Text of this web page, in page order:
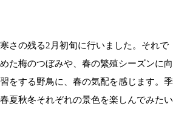
さの残る2月初旬に行いました。それで
た梅のつぼみや、春の繁殖シーズンに向
をする野鳥に、春の気配を感じます。季
夏秋冬それぞれの景色を楽しんでみたい